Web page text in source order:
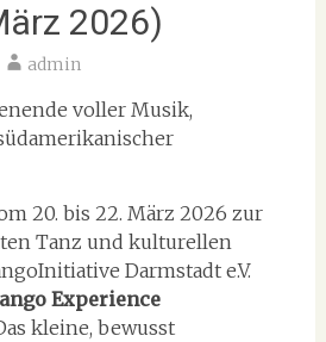
2026)
admin
voller Musik,
20. bis 22. März 2026 zur
Tanz und kulturellen
Darmstadt e.V.
Experience
kleine, bewusst